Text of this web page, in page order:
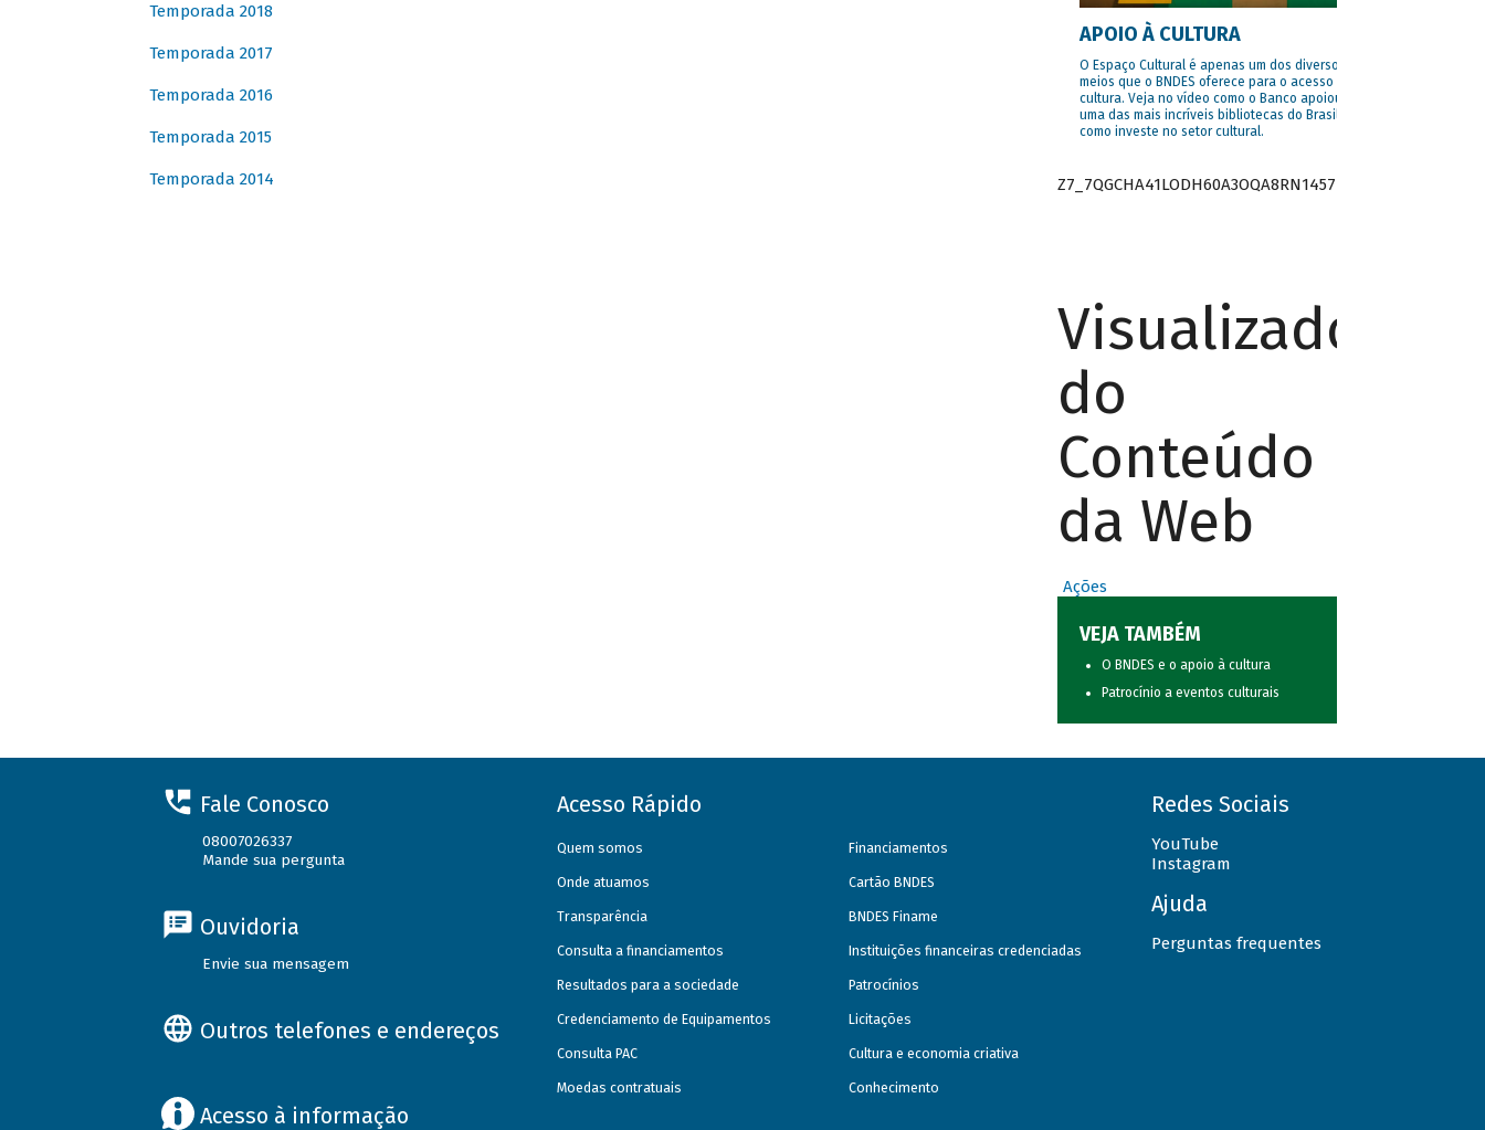
Temporada 2018
Temporada 2017
Temporada 2016
Temporada 2015
Temporada 2014
APOIO À CULTURA
O Espaço Cultural é apenas um dos diversos
meios que o BNDES oferece para o acesso à
cultura. Veja no vídeo como o Banco apoiou
uma das mais incríveis bibliotecas do Brasil e
como investe no setor cultural.
Z7_7QGCHA41LODH60A3OQA8RN1457
Visualizador
do
Conteúdo
da Web
Ações
VEJA TAMBÉM
O BNDES e o apoio à cultura
Patrocínio a eventos culturais
Fale Conosco
08007026337
Mande sua pergunta
Ouvidoria
Envie sua mensagem
Outros telefones e endereços
Acesso à informação
Acesso Rápido
Quem somos
Onde atuamos
Transparência
Consulta a financiamentos
Resultados para a sociedade
Credenciamento de Equipamentos
Consulta PAC
Moedas contratuais
Financiamentos
Cartão BNDES
BNDES Finame
Instituições financeiras credenciadas
Patrocínios
Licitações
Cultura e economia criativa
Conhecimento
Redes Sociais
YouTube
Instagram
Ajuda
Perguntas frequentes